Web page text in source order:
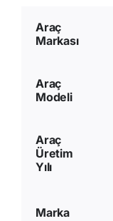
Araç
Markası
Araç
Modeli
Araç
Üretim
Yılı
Marka